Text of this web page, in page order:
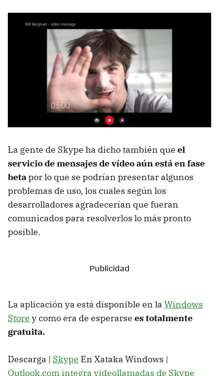
La gente de Skype ha dicho también que el
servicio de mensajes de vídeo aún está en fase
betapor lo que se podrían presentar algunos
problemas de uso, los cuales según los
desarrolladores agradecerían que fueran
comunicados para resolverlos lo más pronto
posible.
La aplicación ya está disponible en la Windows
Store y como era de esperarse es totalmente
gratuita.
Descarga | Skype En Xataka Windows |
Outlook.com integra videollamadas de Skype